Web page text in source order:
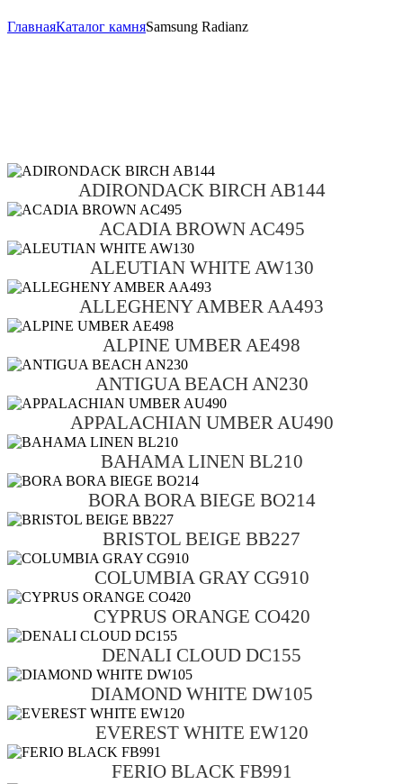
ГлавнаяКаталог камняSamsung Radianz
ADIRONDACK BIRCH AB144
ACADIA BROWN AC495
ALEUTIAN WHITE AW130
ALLEGHENY AMBER AA493
ALPINE UMBER AE498
ANTIGUA BEACH AN230
APPALACHIAN UMBER AU490
BAHAMA LINEN BL210
BORA BORA BIEGE BO214
BRISTOL BEIGE BB227
COLUMBIA GRAY CG910
CYPRUS ORANGE CO420
DENALI CLOUD DC155
DIAMOND WHITE DW105
EVEREST WHITE EW120
FERIO BLACK FB991